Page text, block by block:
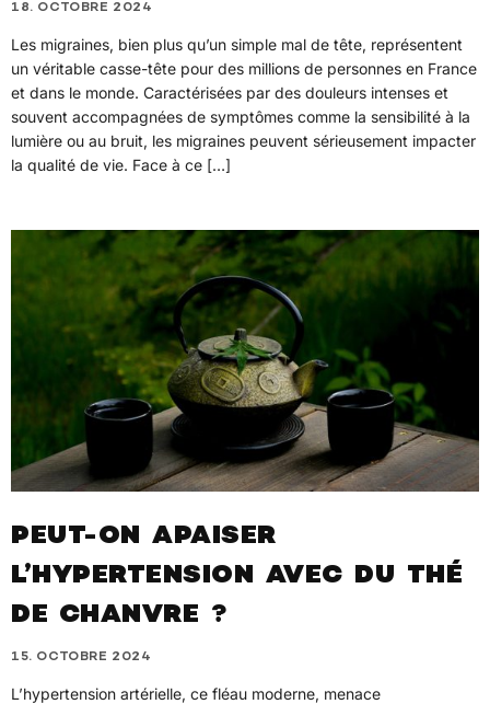
18. OCTOBRE 2024
Les migraines, bien plus qu’un simple mal de tête, représentent
un véritable casse-tête pour des millions de personnes en France
et dans le monde. Caractérisées par des douleurs intenses et
souvent accompagnées de symptômes comme la sensibilité à la
lumière ou au bruit, les migraines peuvent sérieusement impacter
la qualité de vie. Face à ce […]
PEUT-ON APAISER
L’HYPERTENSION AVEC DU THÉ
DE CHANVRE ?
15. OCTOBRE 2024
L’hypertension artérielle, ce fléau moderne, menace